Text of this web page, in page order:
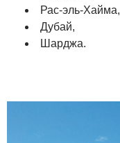
Рас-эль-Хайма,
Дубай,
Шарджа.